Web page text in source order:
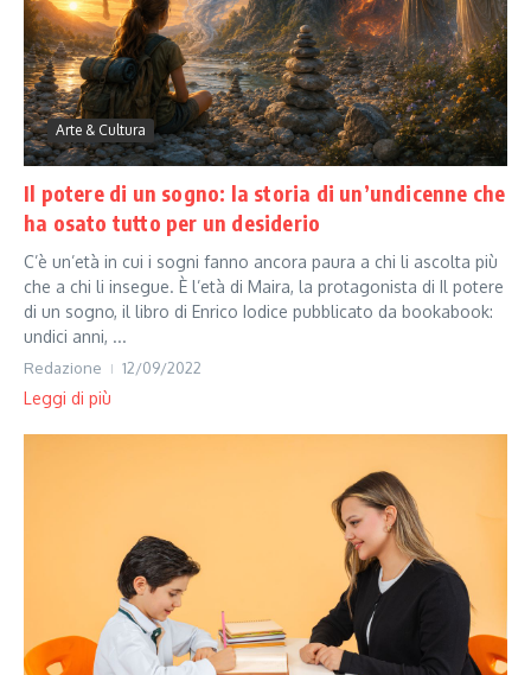
Arte & Cultura
Il potere di un sogno: la storia di un’undicenne che
ha osato tutto per un desiderio
C’è un’età in cui i sogni fanno ancora paura a chi li ascolta più
che a chi li insegue. È l’età di Maira, la protagonista di Il potere
di un sogno, il libro di Enrico Iodice pubblicato da bookabook:
undici anni, ...
Redazione 12/09/2022
Leggi di più